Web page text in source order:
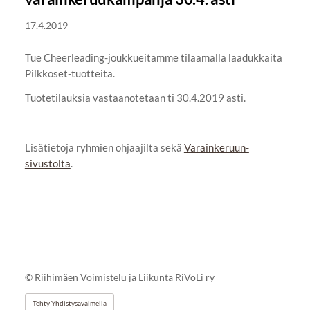
17.4.2019
Tue Cheerleading-joukkueitamme tilaamalla laadukkaita
Pilkkoset-tuotteita.
Tuotetilauksia vastaanotetaan ti 30.4.2019 asti.
Lisätietoja ryhmien ohjaajilta sekä Varainkeruun-
sivustolta.
© Riihimäen Voimistelu ja Liikunta RiVoLi ry
Tehty Yhdistysavaimella